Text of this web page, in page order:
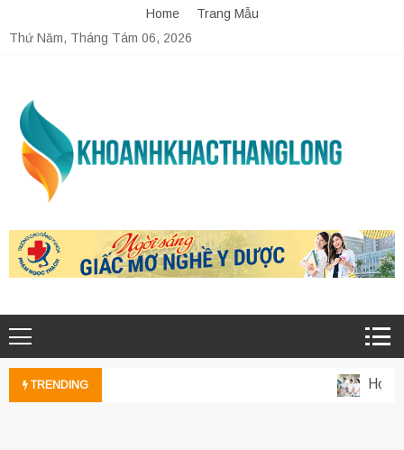
to
Home
Trang Mẫu
Thứ Năm, Tháng Tám 06, 2026
TRENDING Học